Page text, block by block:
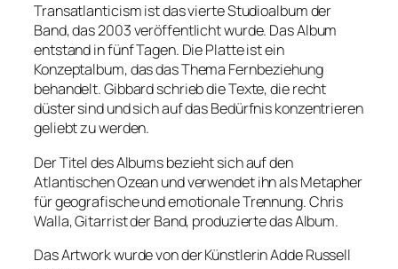
Transatlanticism ist das vierte Studioalbum der
Band, das 2003 veröffentlicht wurde. Das Album
entstand in fünf Tagen. Die Platte ist ein
Konzeptalbum, das das Thema Fernbeziehung
behandelt. Gibbard schrieb die Texte, die recht
düster sind und sich auf das Bedürfnis konzentrieren
geliebt zu werden.
Der Titel des Albums bezieht sich auf den
Atlantischen Ozean und verwendet ihn als Metapher
für geografische und emotionale Trennung. Chris
Walla, Gitarrist der Band, produzierte das Album.
Das Artwork wurde von der Künstlerin Adde Russell